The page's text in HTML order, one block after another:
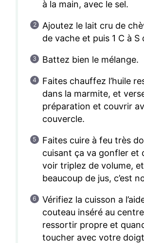
à la main, avec le sel.
Ajoutez le lait cru de
de vache et puis 1 C à S
Battez bien le mélange.
Faites chauffez l’huile
dans la marmite, et
préparation et couvrir
couvercle.
Faites cuire à feu très
cuisant ça va gonfler et
voir triplez de volume,
beaucoup de jus, c’est
Vérifiez la cuisson a
couteau inséré au
ressortir propre et
toucher avec votre